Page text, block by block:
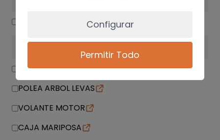
MOTOR / ADMISIÓN / ESCAPE
AFORADOR
POLEA ARBOL LEVAS
VOLANTE MOTOR
CAJA MARIPOSA
Configurar
Permitir Todo